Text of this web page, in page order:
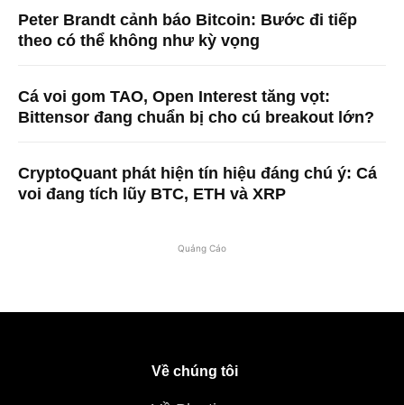
Peter Brandt cảnh báo Bitcoin: Bước đi tiếp
theo có thể không như kỳ vọng
Cá voi gom TAO, Open Interest tăng vọt:
Bittensor đang chuẩn bị cho cú breakout lớn?
CryptoQuant phát hiện tín hiệu đáng chú ý: Cá
voi đang tích lũy BTC, ETH và XRP
Quảng Cáo
Về chúng tôi